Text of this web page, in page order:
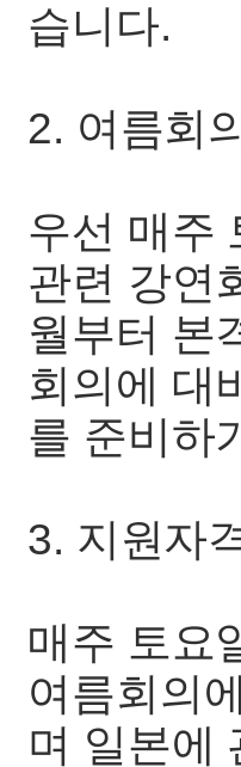
습니다.
2. 여름회
우선 매주
관련 강연
월부터 본
회의에 대
를 준비하
3. 지원자
매주 토요
여름회의
며 일본에